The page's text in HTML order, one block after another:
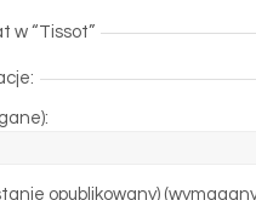
w “Tissot”
opublikowany)